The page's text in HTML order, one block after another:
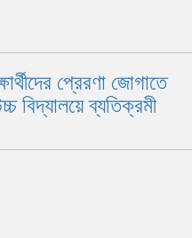
প্রেরণা জোগাতে
বিদ্যালয়ে ব্যতিক্রমী